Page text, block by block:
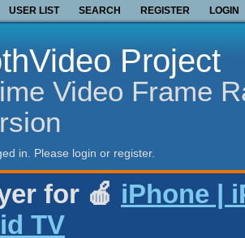
USER LIST SEARCH REGISTER LOGIN
Project
Video Frame
in. Please login or register.
for 🍎 iPhone |
TV